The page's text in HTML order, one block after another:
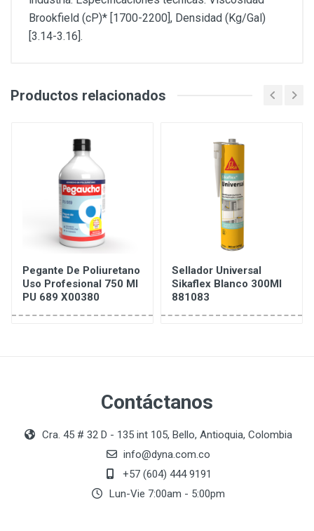
Brookfield (cP)* [1700-2200], Densidad (Kg/Gal)
[3.14-3.16].
Productos relacionados
Pegante De Poliuretano
Uso Profesional 750 Ml
PU 689 X00380
Sellador Universal
Sikaflex Blanco 300Ml
881083
Contáctanos
Cra. 45 # 32 D - 135 int 105, Bello, Antioquia, Colombia
info@dyna.com.co
+57 (604) 444 9191
Lun-Vie 7:00am - 5:00pm